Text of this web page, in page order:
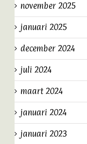
november 2025
januari 2025
december 2024
juli 2024
maart 2024
januari 2024
januari 2023